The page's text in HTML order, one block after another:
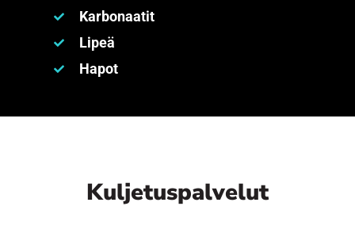
Karbonaatit
Lipeä
Hapot
Kuljetuspalvelut